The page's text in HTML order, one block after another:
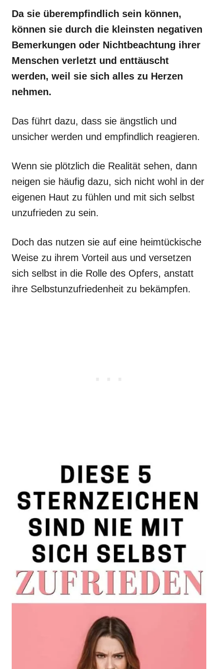
Da sie überempfindlich sein können,
können sie durch die kleinsten negativen
Bemerkungen oder Nichtbeachtung ihrer
Menschen verletzt und enttäuscht
werden, weil sie sich alles zu Herzen
nehmen.
Das führt dazu, dass sie ängstlich und
unsicher werden und empfindlich reagieren.
Wenn sie plötzlich die Realität sehen, dann
neigen sie häufig dazu, sich nicht wohl in der
eigenen Haut zu fühlen und mit sich selbst
unzufrieden zu sein.
Doch das nutzen sie auf eine heimtückische
Weise zu ihrem Vorteil aus und versetzen
sich selbst in die Rolle des Opfers, anstatt
ihre Selbstunzufriedenheit zu bekämpfen.